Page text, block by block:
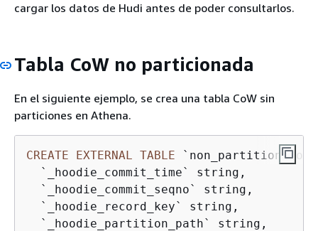
cargar los datos de Hudi antes de poder consultarlos.
Tabla CoW no particionada
En el siguiente ejemplo, se crea una tabla CoW sin
particiones en Athena.
CREATE EXTERNAL TABLE
  `_hoodie_commit_time` string,
  `_hoodie_commit_seqno` string,
  `_hoodie_record_key` string,
  `_hoodie_partition_path` string,